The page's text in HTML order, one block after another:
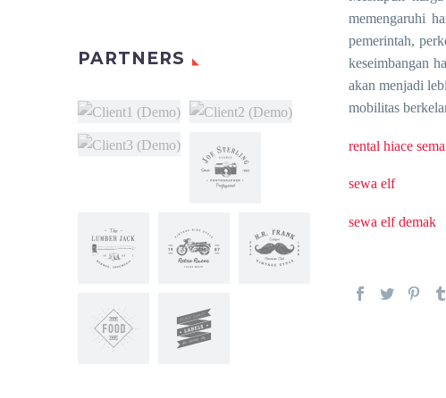
memengaruhi
pemerintah,
keseimbangan
akan menjadi
mobilitas
rental hiace
sewa elf
sewa elf demak
PARTNERS